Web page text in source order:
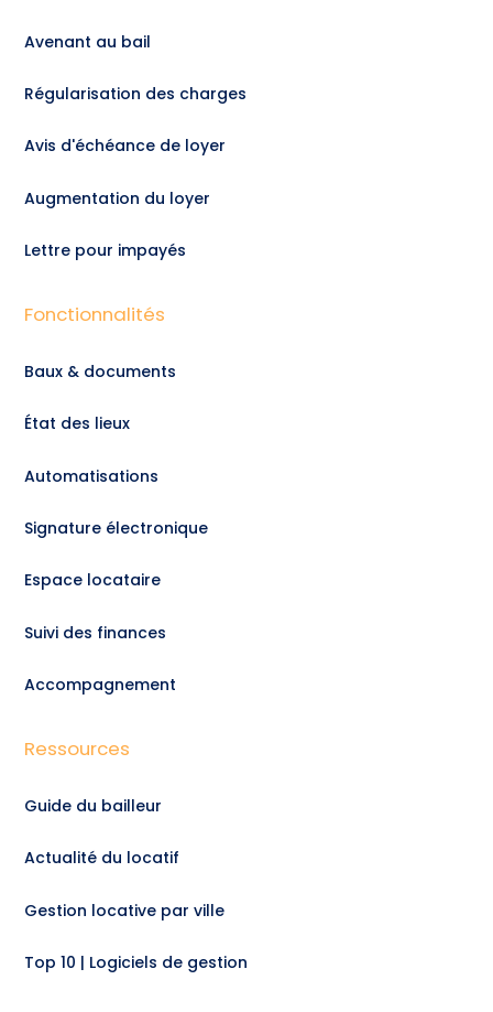
Avenant au bail
Régularisation des charges
Avis d'échéance de loyer
Augmentation du loyer
Lettre pour impayés
Fonctionnalités
Baux & documents
État des lieux
Automatisations
Signature électronique
Espace locataire
Suivi des finances
Accompagnement
Ressources
Guide du bailleur
Actualité du locatif
Gestion locative par ville
Top 10 | Logiciels de gestion